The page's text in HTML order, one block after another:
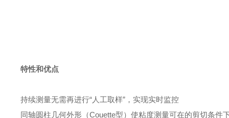
特性和优点
持续测量无需再进行“人工取样”，实现实时监控
同轴圆柱几何外形（Couette型）使粘度测量可在的剪切条件